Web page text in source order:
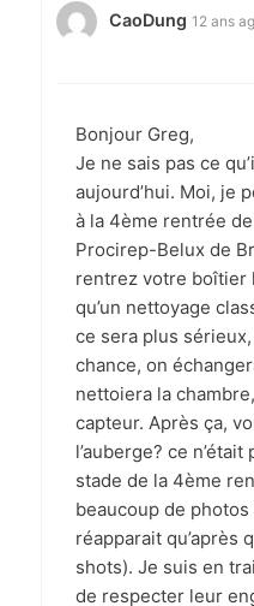
CaoDung 12 ans
Bonjour Greg,
Je ne sais pas ce
aujourd’hui. Moi, je
à la 4ème rentrée
Procirep-Belux de
rentrez votre boîtier
qu’un nettoyage
ce sera plus
chance, on
nettoiera la
capteur. Après ça,
l’auberge? ce
stade de la 4ème
beaucoup de
réapparait qu’après
shots). Je suis en
de respecter leur